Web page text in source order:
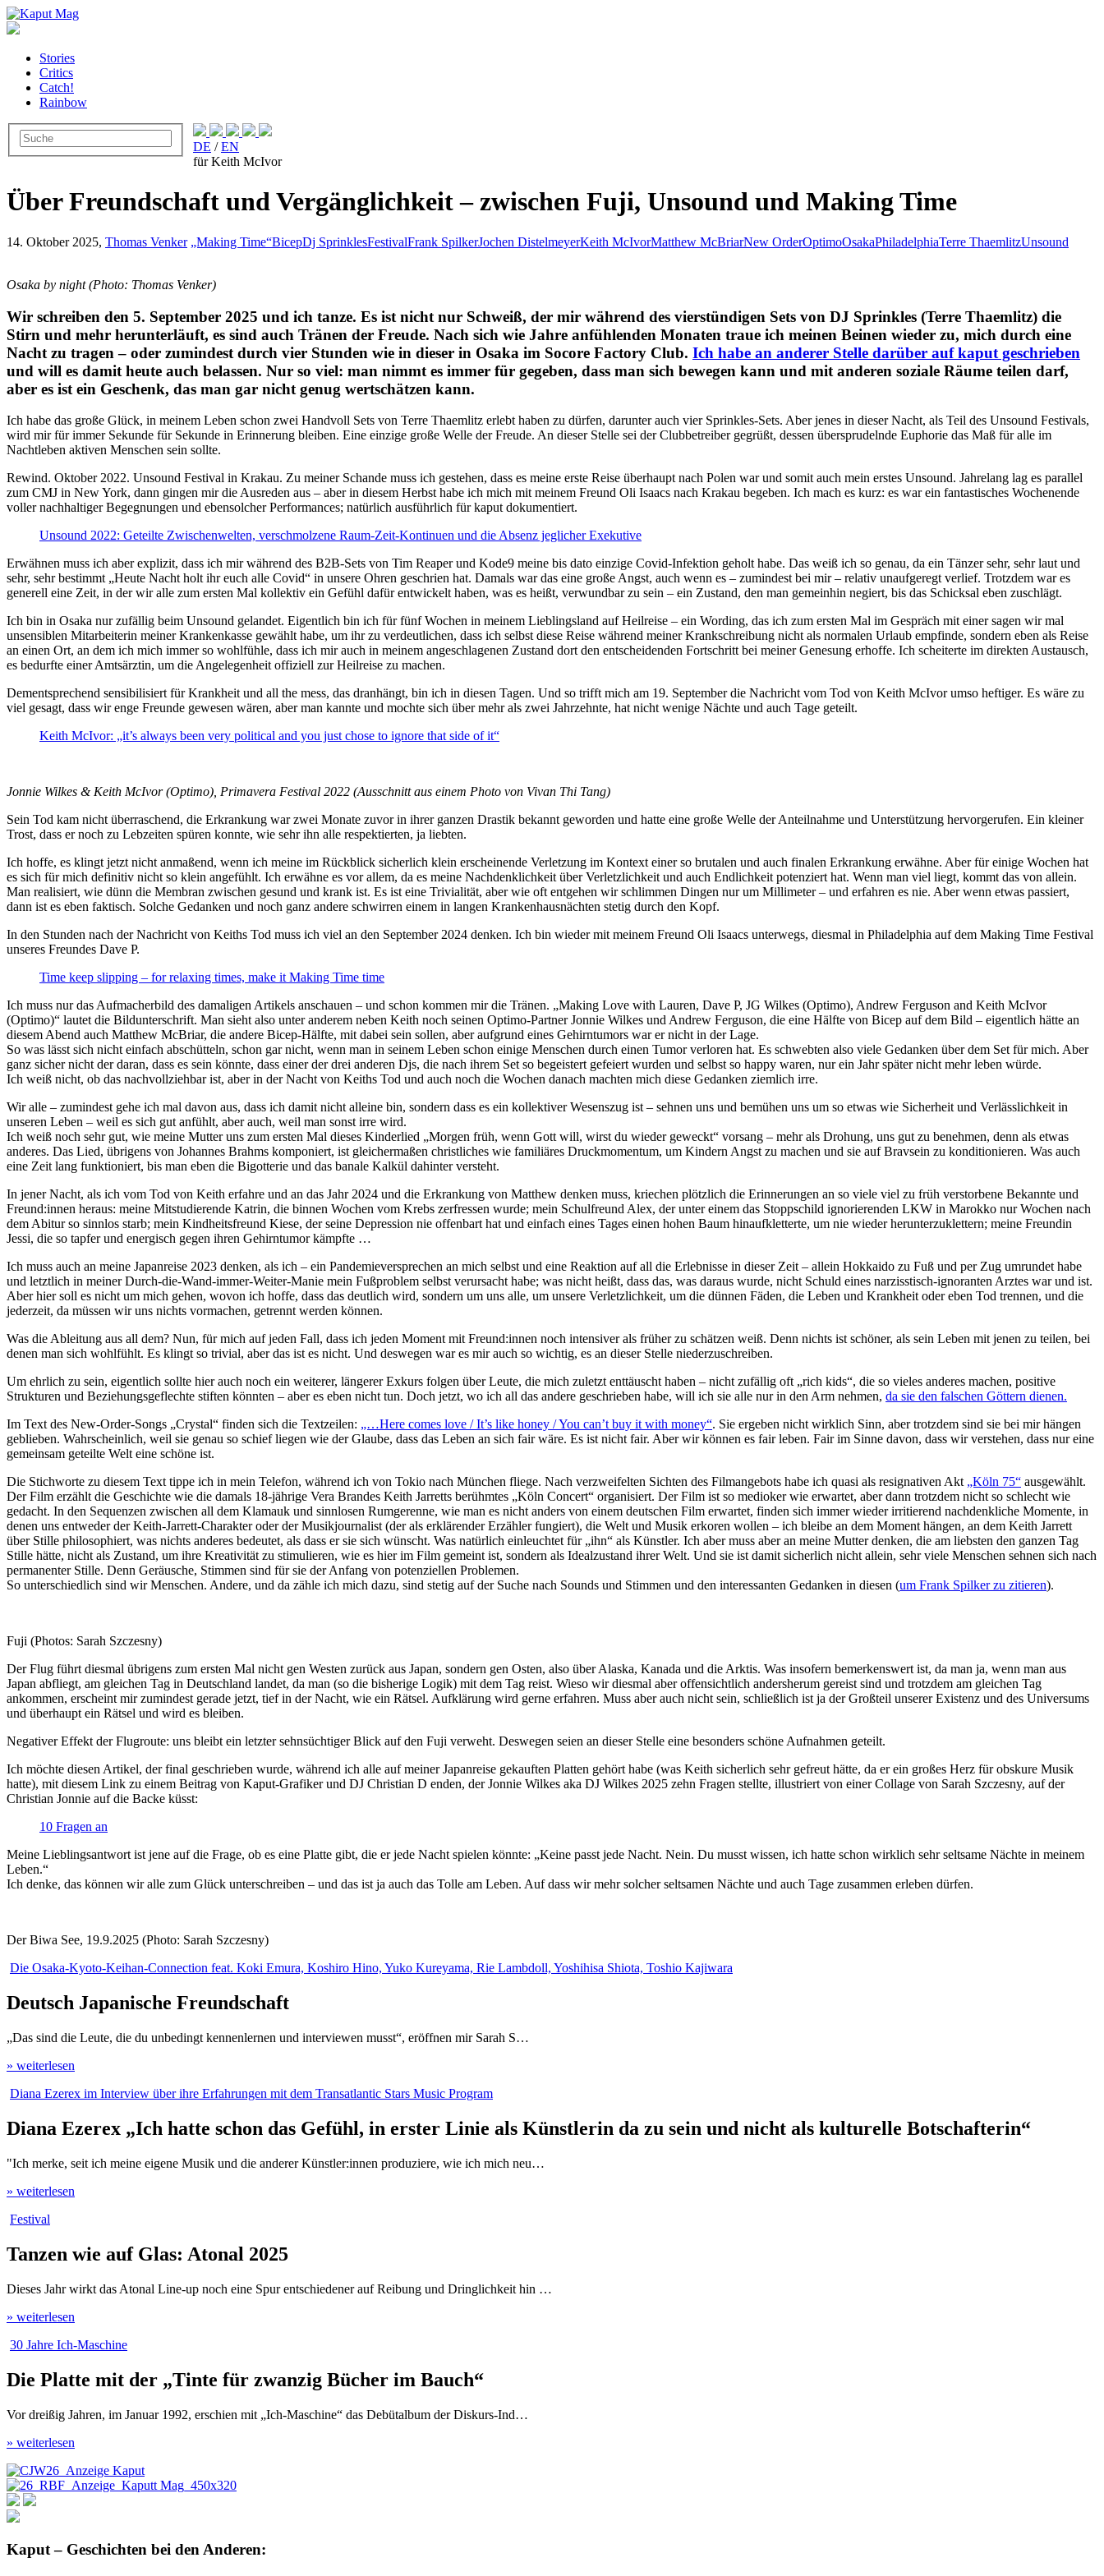
Stories
Critics
Catch!
Rainbow
DE /EN
für Keith McIvor
Über Freundschaft und Vergänglichkeit – zwischen Fuji, Unsound und Making Time
14. Oktober 2025, Thomas Venker „Making Time“BicepDj SprinklesFestivalFrank SpilkerJochen DistelmeyerKeith McIvorMatthew McBriarNew OrderOptimoOsakaPhiladelphiaTerre ThaemlitzUnsound
Osaka by night (Photo: Thomas Venker)
Wir schreiben den 5. September 2025 und ich tanze. Es ist nicht nur Schweiß, der mir während des vierstündigen Sets von DJ Sprinkles (Terre Thaemlitz) die
Stirn und mehr herunterläuft, es sind auch Tränen der Freude. Nach sich wie Jahre anfühlenden Monaten traue ich meinen Beinen wieder zu, mich durch eine
Nacht zu tragen – oder zumindest durch vier Stunden wie in dieser in Osaka im Socore Factory Club. Ich habe an anderer Stelle darüber auf kaput geschrieben
und will es damit heute auch belassen. Nur so viel: man nimmt es immer für gegeben, dass man sich bewegen kann und mit anderen soziale Räume teilen darf,
aber es ist ein Geschenk, das man gar nicht genug wertschätzen kann.
Ich habe das große Glück, in meinem Leben schon zwei Handvoll Sets von Terre Thaemlitz erlebt haben zu dürfen, darunter auch vier Sprinkles-Sets. Aber jenes in dieser Nacht, als Teil des Unsound Festivals,
wird mir für immer Sekunde für Sekunde in Erinnerung bleiben. Eine einzige große Welle der Freude. An dieser Stelle sei der Clubbetreiber gegrüßt, dessen übersprudelnde Euphorie das Maß für alle im
Nachtleben aktiven Menschen sein sollte.
Rewind. Oktober 2022. Unsound Festival in Krakau. Zu meiner Schande muss ich gestehen, dass es meine erste Reise überhaupt nach Polen war und somit auch mein erstes Unsound. Jahrelang lag es parallel
zum CMJ in New York, dann gingen mir die Ausreden aus – aber in diesem Herbst habe ich mich mit meinem Freund Oli Isaacs nach Krakau begeben. Ich mach es kurz: es war ein fantastisches Wochenende
voller nachhaltiger Begegnungen und ebensolcher Performances; natürlich ausführlich für kaput dokumentiert.
Unsound 2022: Geteilte Zwischenwelten, verschmolzene Raum-Zeit-Kontinuen und die Absenz jeglicher Exekutive
Erwähnen muss ich aber explizit, dass ich mir während des B2B-Sets von Tim Reaper und Kode9 meine bis dato einzige Covid-Infektion geholt habe. Das weiß ich so genau, da ein Tänzer sehr, sehr laut und
sehr, sehr bestimmt „Heute Nacht holt ihr euch alle Covid“ in unsere Ohren geschrien hat. Damals war das eine große Angst, auch wenn es – zumindest bei mir – relativ unaufgeregt verlief. Trotzdem war es
generell eine Zeit, in der wir alle zum ersten Mal kollektiv ein Gefühl dafür entwickelt haben, was es heißt, verwundbar zu sein – ein Zustand, den man gemeinhin negiert, bis das Schicksal eben zuschlägt.
Ich bin in Osaka nur zufällig beim Unsound gelandet. Eigentlich bin ich für fünf Wochen in meinem Lieblingsland auf Heilreise – ein Wording, das ich zum ersten Mal im Gespräch mit einer sagen wir mal
unsensiblen Mitarbeiterin meiner Krankenkasse gewählt habe, um ihr zu verdeutlichen, dass ich selbst diese Reise während meiner Krankschreibung nicht als normalen Urlaub empfinde, sondern eben als Reise
an einen Ort, an dem ich mich immer so wohlfühle, dass ich mir auch in meinem angeschlagenen Zustand dort den entscheidenden Fortschritt bei meiner Genesung erhoffe. Ich scheiterte im direkten Austausch,
es bedurfte einer Amtsärztin, um die Angelegenheit offiziell zur Heilreise zu machen.
Dementsprechend sensibilisiert für Krankheit und all the mess, das dranhängt, bin ich in diesen Tagen. Und so trifft mich am 19. September die Nachricht vom Tod von Keith McIvor umso heftiger. Es wäre zu
viel gesagt, dass wir enge Freunde gewesen wären, aber man kannte und mochte sich über mehr als zwei Jahrzehnte, hat nicht wenige Nächte und auch Tage geteilt.
Keith McIvor: „it’s always been very political and you just chose to ignore that side of it“
Jonnie Wilkes & Keith McIvor (Optimo), Primavera Festival 2022 (Ausschnitt aus einem Photo von Vivan Thi Tang)
Sein Tod kam nicht überraschend, die Erkrankung war zwei Monate zuvor in ihrer ganzen Drastik bekannt geworden und hatte eine große Welle der Anteilnahme und Unterstützung hervorgerufen. Ein kleiner
Trost, dass er noch zu Lebzeiten spüren konnte, wie sehr ihn alle respektierten, ja liebten.
Ich hoffe, es klingt jetzt nicht anmaßend, wenn ich meine im Rückblick sicherlich klein erscheinende Verletzung im Kontext einer so brutalen und auch finalen Erkrankung erwähne. Aber für einige Wochen hat
es sich für mich definitiv nicht so klein angefühlt. Ich erwähne es vor allem, da es meine Nachdenklichkeit über Verletzlichkeit und auch Endlichkeit potenziert hat. Wenn man viel liegt, kommt das von allein.
Man realisiert, wie dünn die Membran zwischen gesund und krank ist. Es ist eine Trivialität, aber wie oft entgehen wir schlimmen Dingen nur um Millimeter – und erfahren es nie. Aber wenn etwas passiert,
dann ist es eben faktisch. Solche Gedanken und noch ganz andere schwirren einem in langen Krankenhausnächten stetig durch den Kopf.
In den Stunden nach der Nachricht von Keiths Tod muss ich viel an den September 2024 denken. Ich bin wieder mit meinem Freund Oli Isaacs unterwegs, diesmal in Philadelphia auf dem Making Time Festival
unseres Freundes Dave P.
Time keep slipping – for relaxing times, make it Making Time time
Ich muss nur das Aufmacherbild des damaligen Artikels anschauen – und schon kommen mir die Tränen. „Making Love with Lauren, Dave P, JG Wilkes (Optimo), Andrew Ferguson and Keith McIvor
(Optimo)“ lautet die Bildunterschrift. Man sieht also unter anderem neben Keith noch seinen Optimo-Partner Jonnie Wilkes und Andrew Ferguson, die eine Hälfte von Bicep auf dem Bild – eigentlich hätte an
diesem Abend auch Matthew McBriar, die andere Bicep-Hälfte, mit dabei sein sollen, aber aufgrund eines Gehirntumors war er nicht in der Lage.
So was lässt sich nicht einfach abschütteln, schon gar nicht, wenn man in seinem Leben schon einige Menschen durch einen Tumor verloren hat. Es schwebten also viele Gedanken über dem Set für mich. Aber
ganz sicher nicht der daran, dass es sein könnte, dass einer der drei anderen Djs, die nach ihrem Set so begeistert gefeiert wurden und selbst so happy waren, nur ein Jahr später nicht mehr leben würde.
Ich weiß nicht, ob das nachvollziehbar ist, aber in der Nacht von Keiths Tod und auch noch die Wochen danach machten mich diese Gedanken ziemlich irre.
Wir alle – zumindest gehe ich mal davon aus, dass ich damit nicht alleine bin, sondern dass es ein kollektiver Wesenszug ist – sehnen uns und bemühen uns um so etwas wie Sicherheit und Verlässlichkeit in
unseren Leben – weil es sich gut anfühlt, aber auch, weil man sonst irre wird.
Ich weiß noch sehr gut, wie meine Mutter uns zum ersten Mal dieses Kinderlied „Morgen früh, wenn Gott will, wirst du wieder geweckt“ vorsang – mehr als Drohung, uns gut zu benehmen, denn als etwas
anderes. Das Lied, übrigens von Johannes Brahms komponiert, ist gleichermaßen christliches wie familiäres Druckmomentum, um Kindern Angst zu machen und sie auf Bravsein zu konditionieren. Was auch
eine Zeit lang funktioniert, bis man eben die Bigotterie und das banale Kalkül dahinter versteht.
In jener Nacht, als ich vom Tod von Keith erfahre und an das Jahr 2024 und die Erkrankung von Matthew denken muss, kriechen plötzlich die Erinnerungen an so viele viel zu früh verstorbene Bekannte und
Freund:innen heraus: meine Mitstudierende Katrin, die binnen Wochen vom Krebs zerfressen wurde; mein Schulfreund Alex, der unter einem das Stoppschild ignorierenden LKW in Marokko nur Wochen nach
dem Abitur so sinnlos starb; mein Kindheitsfreund Kiese, der seine Depression nie offenbart hat und einfach eines Tages einen hohen Baum hinaufkletterte, um nie wieder herunterzuklettern; meine Freundin
Jessi, die so tapfer und energisch gegen ihren Gehirntumor kämpfte …
Ich muss auch an meine Japanreise 2023 denken, als ich – ein Pandemieversprechen an mich selbst und eine Reaktion auf all die Erlebnisse in dieser Zeit – allein Hokkaido zu Fuß und per Zug umrundet habe
und letztlich in meiner Durch-die-Wand-immer-Weiter-Manie mein Fußproblem selbst verursacht habe; was nicht heißt, dass das, was daraus wurde, nicht Schuld eines narzisstisch-ignoranten Arztes war und ist.
Aber hier soll es nicht um mich gehen, wovon ich hoffe, dass das deutlich wird, sondern um uns alle, um unsere Verletzlichkeit, um die dünnen Fäden, die Leben und Krankheit oder eben Tod trennen, und die
jederzeit, da müssen wir uns nichts vormachen, getrennt werden können.
Was die Ableitung aus all dem? Nun, für mich auf jeden Fall, dass ich jeden Moment mit Freund:innen noch intensiver als früher zu schätzen weiß. Denn nichts ist schöner, als sein Leben mit jenen zu teilen, bei
denen man sich wohlfühlt. Es klingt so trivial, aber das ist es nicht. Und deswegen war es mir auch so wichtig, es an dieser Stelle niederzuschreiben.
Um ehrlich zu sein, eigentlich sollte hier auch noch ein weiterer, längerer Exkurs folgen über Leute, die mich zuletzt enttäuscht haben – nicht zufällig oft „rich kids“, die so vieles anderes machen, positive
Strukturen und Beziehungsgeflechte stiften könnten – aber es eben nicht tun. Doch jetzt, wo ich all das andere geschrieben habe, will ich sie alle nur in den Arm nehmen, da sie den falschen Göttern dienen.
Im Text des New-Order-Songs „Crystal“ finden sich die Textzeilen: „…Here comes love / It’s like honey / You can’t buy it with money“. Sie ergeben nicht wirklich Sinn, aber trotzdem sind sie bei mir hängen
geblieben. Wahrscheinlich, weil sie genau so schief liegen wie der Glaube, dass das Leben an sich fair wäre. Es ist nicht fair. Aber wir können es fair leben. Fair im Sinne davon, dass wir verstehen, dass nur eine
gemeinsam geteilte Welt eine schöne ist.
Die Stichworte zu diesem Text tippe ich in mein Telefon, während ich von Tokio nach München fliege. Nach verzweifelten Sichten des Filmangebots habe ich quasi als resignativen Akt „Köln 75“ ausgewählt.
Der Film erzählt die Geschichte wie die damals 18-jährige Vera Brandes Keith Jarretts berühmtes „Köln Concert“ organisiert. Der Film ist so medioker wie erwartet, aber dann trotzdem nicht so schlecht wie
gedacht. In den Sequenzen zwischen all dem Klamauk und sinnlosen Rumgerenne, wie man es nicht anders von einem deutschen Film erwartet, finden sich immer wieder irritierend nachdenkliche Momente, in
denen uns entweder der Keith-Jarrett-Charakter oder der Musikjournalist (der als erklärender Erzähler fungiert), die Welt und Musik erkoren wollen – ich bleibe an dem Moment hängen, an dem Keith Jarrett
über Stille philosophiert, was nichts anderes bedeutet, als dass er sie sich wünscht. Was natürlich einleuchtet für „ihn“ als Künstler. Ich aber muss aber an meine Mutter denken, die am liebsten den ganzen Tag
Stille hätte, nicht als Zustand, um ihre Kreativität zu stimulieren, wie es hier im Film gemeint ist, sondern als Idealzustand ihrer Welt. Und sie ist damit sicherlich nicht allein, sehr viele Menschen sehnen sich nach
permanenter Stille. Denn Geräusche, Stimmen sind für sie der Anfang von potenziellen Problemen.
So unterschiedlich sind wir Menschen. Andere, und da zähle ich mich dazu, sind stetig auf der Suche nach Sounds und Stimmen und den interessanten Gedanken in diesen (um Frank Spilker zu zitieren).
Fuji (Photos: Sarah Szczesny)
Der Flug führt diesmal übrigens zum ersten Mal nicht gen Westen zurück aus Japan, sondern gen Osten, also über Alaska, Kanada und die Arktis. Was insofern bemerkenswert ist, da man ja, wenn man aus
Japan abfliegt, am gleichen Tag in Deutschland landet, da man (so die bisherige Logik) mit dem Tag reist. Wieso wir diesmal aber offensichtlich andersherum gereist sind und trotzdem am gleichen Tag
ankommen, erscheint mir zumindest gerade jetzt, tief in der Nacht, wie ein Rätsel. Aufklärung wird gerne erfahren. Muss aber auch nicht sein, schließlich ist ja der Großteil unserer Existenz und des Universums
und überhaupt ein Rätsel und wird es bleiben.
Negativer Effekt der Flugroute: uns bleibt ein letzter sehnsüchtiger Blick auf den Fuji verweht. Deswegen seien an dieser Stelle eine besonders schöne Aufnahmen geteilt.
Ich möchte diesen Artikel, der final geschrieben wurde, während ich alle auf meiner Japanreise gekauften Platten gehört habe (was Keith sicherlich sehr gefreut hätte, da er ein großes Herz für obskure Musik
hatte), mit diesem Link zu einem Beitrag von Kaput-Grafiker und DJ Christian D enden, der Jonnie Wilkes aka DJ Wilkes 2025 zehn Fragen stellte, illustriert von einer Collage von Sarah Szczesny, auf der
Christian Jonnie auf die Backe küsst:
10 Fragen an
Meine Lieblingsantwort ist jene auf die Frage, ob es eine Platte gibt, die er jede Nacht spielen könnte: „Keine passt jede Nacht. Nein. Du musst wissen, ich hatte schon wirklich sehr seltsame Nächte in meinem
Leben.“
Ich denke, das können wir alle zum Glück unterschreiben – und das ist ja auch das Tolle am Leben. Auf dass wir mehr solcher seltsamen Nächte und auch Tage zusammen erleben dürfen.
Der Biwa See, 19.9.2025 (Photo: Sarah Szczesny)
Die Osaka-Kyoto-Keihan-Connection feat. Koki Emura, Koshiro Hino, Yuko Kureyama, Rie Lambdoll, Yoshihisa Shiota, Toshio Kajiwara
Deutsch Japanische Freundschaft
„Das sind die Leute, die du unbedingt kennenlernen und interviewen musst“, eröffnen mir Sarah S…
» weiterlesen
Diana Ezerex im Interview über ihre Erfahrungen mit dem Transatlantic Stars Music Program
Diana Ezerex „Ich hatte schon das Gefühl, in erster Linie als Künstlerin da zu sein und nicht als kulturelle Botschafterin“
"Ich merke, seit ich meine eigene Musik und die anderer Künstler:innen produziere, wie ich mich neu…
» weiterlesen
Festival
Tanzen wie auf Glas: Atonal 2025
Dieses Jahr wirkt das Atonal Line-up noch eine Spur entschiedener auf Reibung und Dringlichkeit hin …
» weiterlesen
30 Jahre Ich-Maschine
Die Platte mit der „Tinte für zwanzig Bücher im Bauch“
Vor dreißig Jahren, im Januar 1992, erschien mit „Ich-Maschine“ das Debütalbum der Diskurs-Ind…
» weiterlesen
Kaput – Geschichten bei den Anderen: